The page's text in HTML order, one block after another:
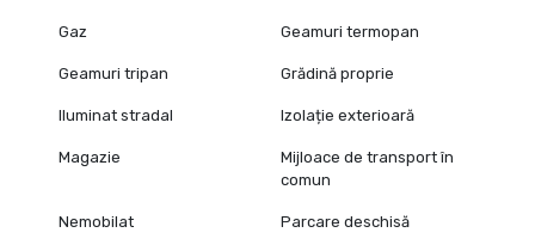
Gaz Geamuri termopan
Geamuri tripan Grădină proprie
Iluminat stradal Izolație exterioară
Magazie
Mijloace de transport în
comun
Nemobilat Parcare deschisă